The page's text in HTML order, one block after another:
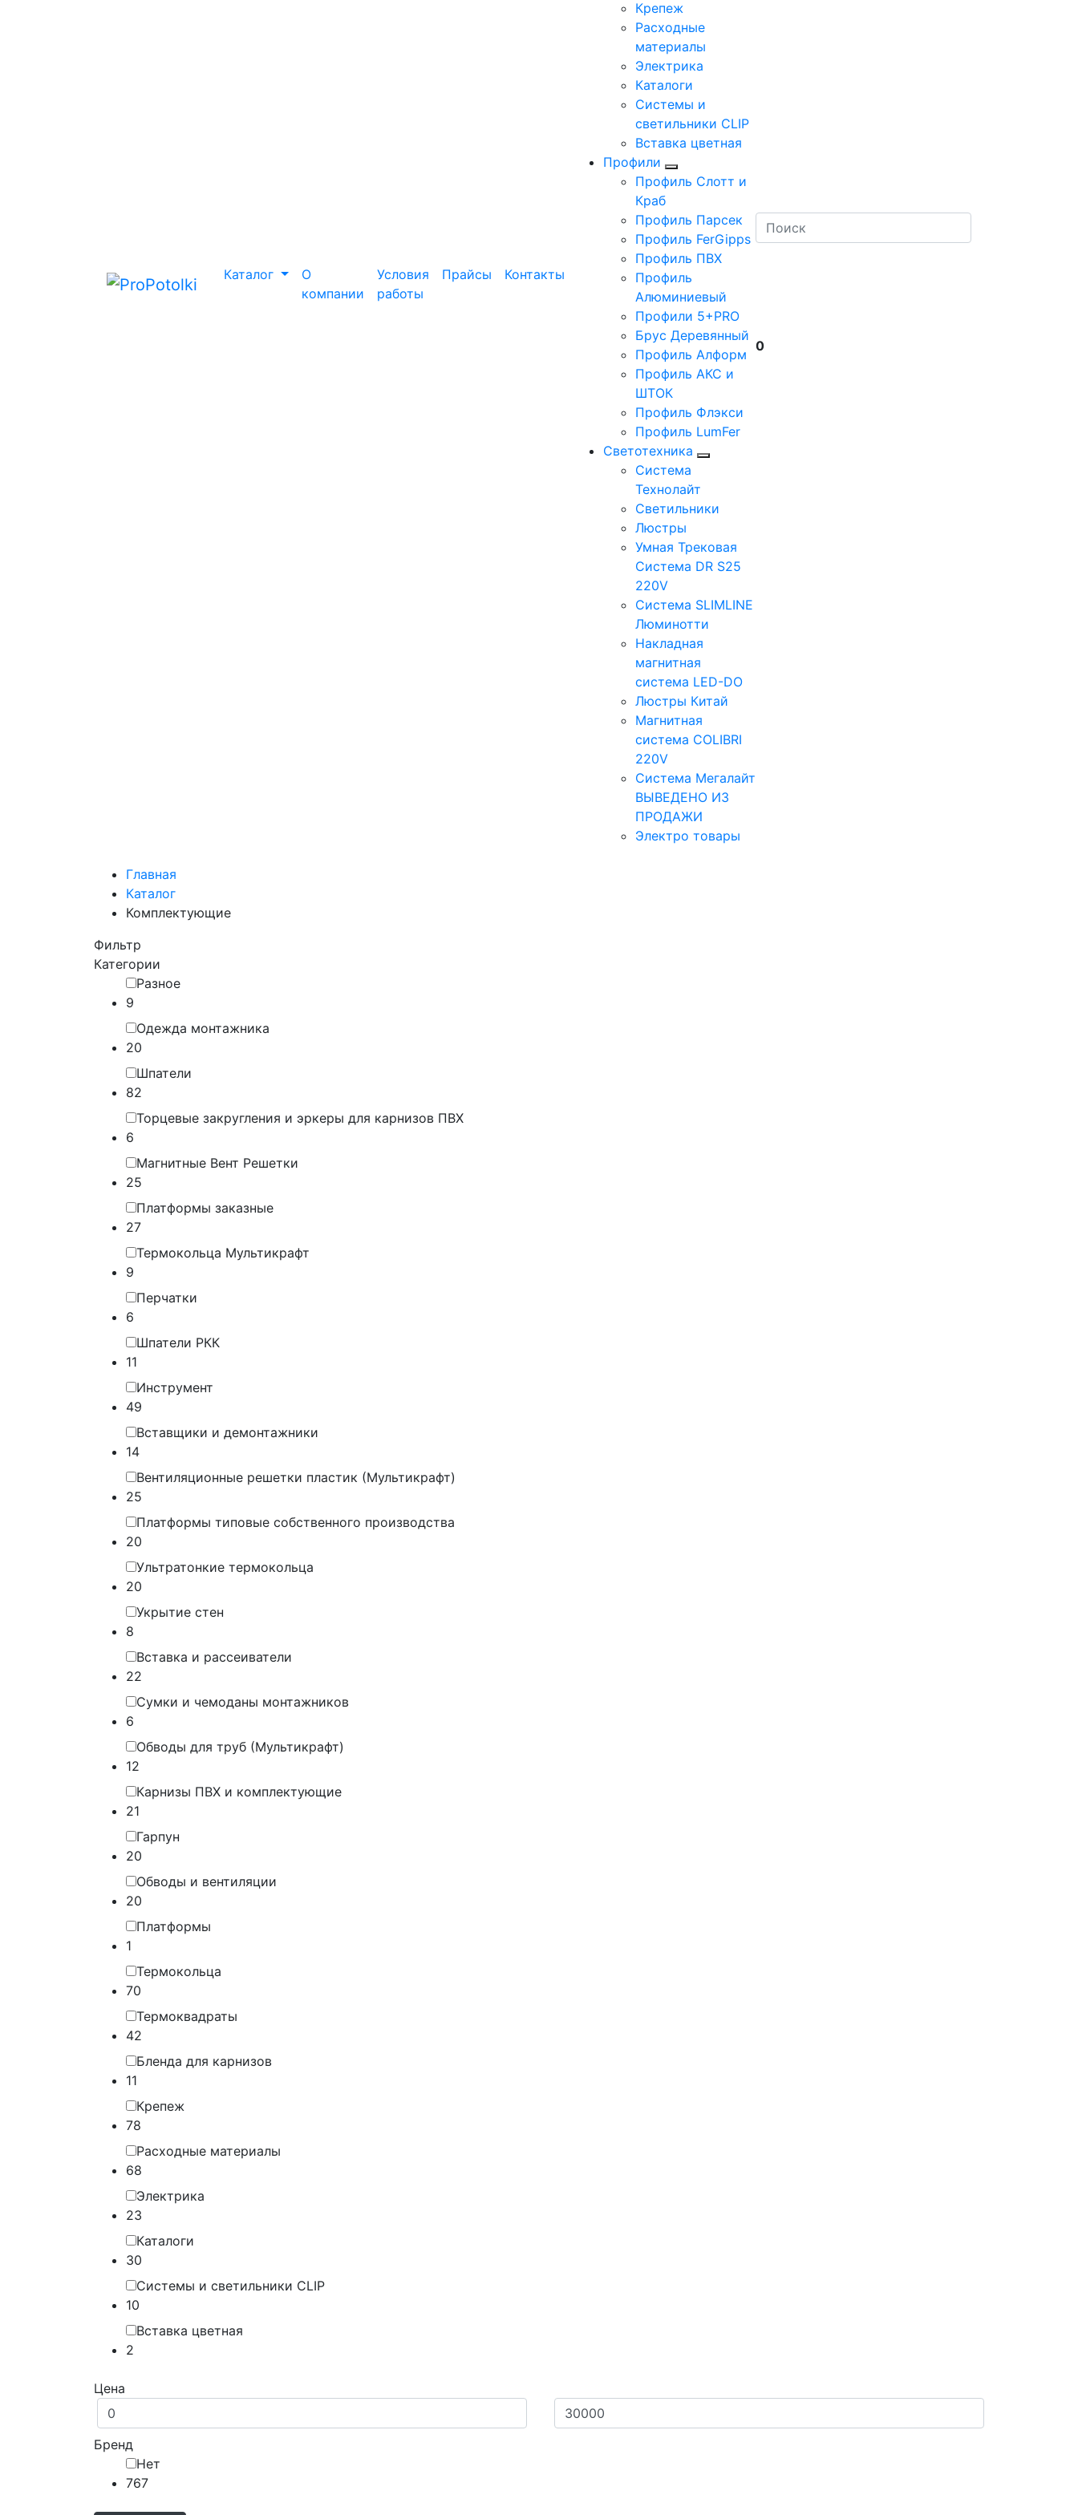
Каталог
О
компании
Условия
работы
Прайсы Контакты
Крепеж
Расходные
материалы
Электрика
Каталоги
Системы и
светильники CLIP
Вставка цветная
Профили
Профиль Слотт и
Краб
Профиль Парсек
Профиль FerGipps
Профиль ПВХ
Профиль
Алюминиевый
Профили 5+PRO
Брус Деревянный
Профиль Алформ
Профиль АКС и
ШТОК
Профиль Флэкси
Профиль LumFer
Светотехника
Система
Технолайт
Светильники
Люстры
Умная Трековая
Система DR S25
220V
Система SLIMLINE
Люминотти
Накладная
магнитная
система LED-DO
Люстры Китай
Магнитная
система COLIBRI
220V
Система Мегалайт
ВЫВЕДЕНО ИЗ
ПРОДАЖИ
Электро товары
0
Главная
Каталог
Комплектующие
Фильтр
Категории
Разное
9
Одежда монтажника
20
Шпатели
82
Торцевые закругления и эркеры для карнизов ПВХ
6
Магнитные Вент Решетки
25
Платформы заказные
27
Термокольца Мультикрафт
9
Перчатки
6
Шпатели РКК
11
Инструмент
49
Вставщики и демонтажники
14
Вентиляционные решетки пластик (Мультикрафт)
25
Платформы типовые собственного производства
20
Ультратонкие термокольца
20
Укрытие стен
8
Вставка и рассеиватели
22
Сумки и чемоданы монтажников
6
Обводы для труб (Мультикрафт)
12
Карнизы ПВХ и комплектующие
21
Гарпун
20
Обводы и вентиляции
20
Платформы
1
Термокольца
70
Термоквадраты
42
Бленда для карнизов
11
Крепеж
78
Расходные материалы
68
Электрика
23
Каталоги
30
Системы и светильники CLIP
10
Вставка цветная
2
Цена
Бренд
Нет
767